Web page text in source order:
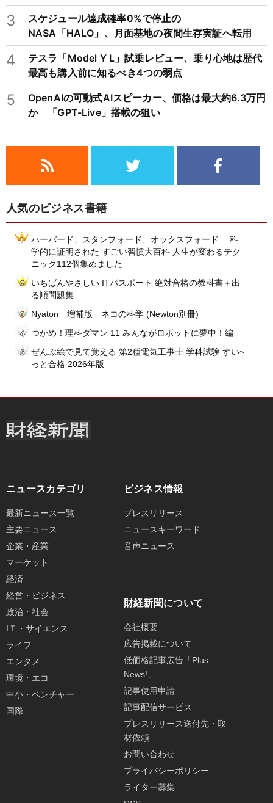
3
スケジュール達成確率0%で停止の
NASA「HALO」、月面基地の夜間生存実証へ転用
4
テスラ「Model Y L」試乗レビュー、乗り心地は歴代
最高も購入前に知るべき4つの弱点
5
OpenAIの可動式AIスピーカー、価格は最大約6.3万円
か 「GPT-Live」搭載の狙い
人気のビジネス書籍
ハーバード、スタンフォード、オックスフォード… 科
学的に証明された すごい習慣大百科 人生が変わるテク
ニック112個集めました
いちばんやさしい ITパスポート 絶対合格の教科書＋出
る順問題集
Nyaton 増補版 ネコの科学 (Newton別冊)
つかめ！理科ダマン 11 みんながロボットに夢中！編
ぜんぶ絵で見て覚える 第2種電気工事士 学科試験 すい~
っと合格 2026年版
ニュースカテゴリ
最新ニュース一覧
主要ニュース
企業・産業
マーケット
経済
経営・ビジネス
政治・社会
IＴ・サイエンス
ライフ
エンタメ
環境・エコ
中小・ベンチャー
国際
ビジネス情報
プレスリリース
ニュースキーワード
音声ニュース
財経新聞について
会社概要
広告掲載について
低価格記事広告「Plus
News!」
記事使用申請
記事配信サービス
プレスリリース送付先・取
材依頼
お問い合わせ
プライバシーポリシー
ライター募集